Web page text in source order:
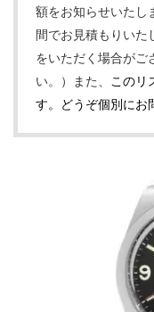
額をお知らせいたし
間でお見積もりいた
をいただく場合がご
い。）また、 このリ
す。どうぞ個別にお